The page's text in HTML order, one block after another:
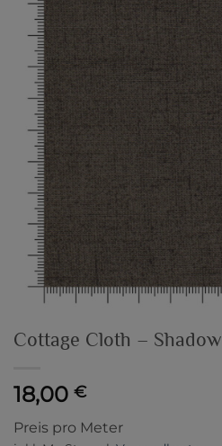
Cottage Cloth – Shadow
18,00 €
Preis pro Meter